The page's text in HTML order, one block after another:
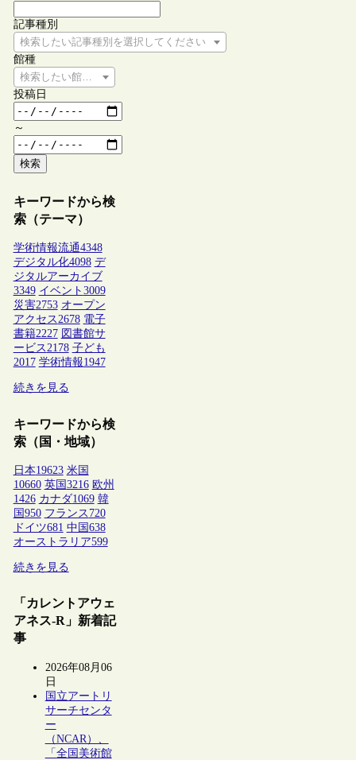
記事種別
検索したい記事種別を選択してください
館種
検索したい館種を選択してください
投稿日
～
検索
キーワードから検
索（テーマ）
学術情報流通4348
デジタル化4098 デ
ジタルアーカイブ
3349 イベント 3009
災害2753 オープン
アクセス2678 電子
書籍2227 図書館サ
ービス2178 子ども
2017 学術情報1947
続きを見る
キーワードから検
索（国・地域）
日本19623 米国
10660 英国 3216 欧州
1426 カナダ1069 韓
国 950 フランス 720
ドイツ681 中国 638
オーストラリア599
続きを見る
「カレントアウェ
アネス-R」新着記
事
2026年08月06
日
国立アートリ
サーチセンタ
ー
（NCAR）、
「全国美術館